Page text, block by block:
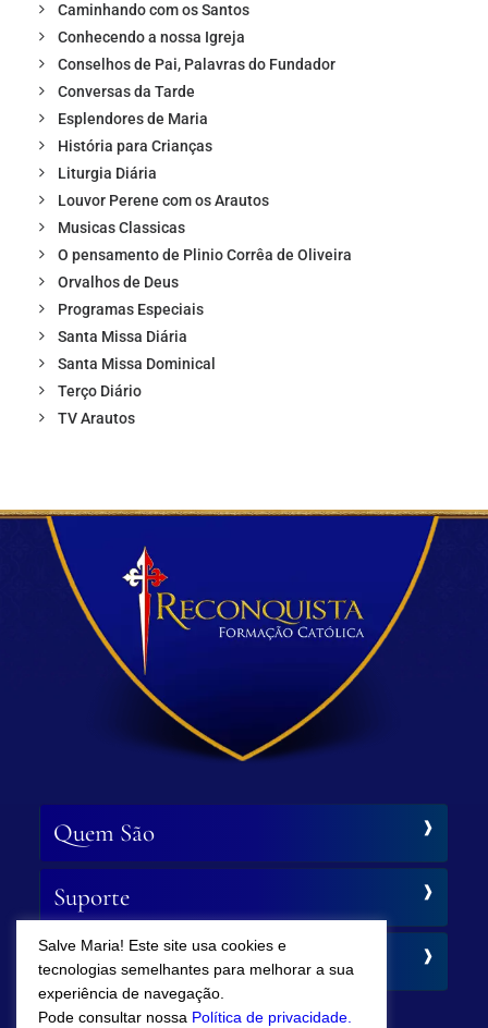
Caminhando com os Santos
Conhecendo a nossa Igreja
Conselhos de Pai, Palavras do Fundador
Conversas da Tarde
Esplendores de Maria
História para Crianças
Liturgia Diária
Louvor Perene com os Arautos
Musicas Classicas
O pensamento de Plinio Corrêa de Oliveira
Orvalhos de Deus
Programas Especiais
Santa Missa Diária
Santa Missa Dominical
Terço Diário
TV Arautos
Quem São
Suporte
Siga-nos
Salve Maria! Este site usa cookies e
tecnologias semelhantes para melhorar a sua
experiência de navegação.
Pode consultar nossa Política de privacidade.